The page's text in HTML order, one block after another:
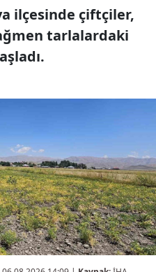
ilçesinde çiftçiler,
tarlalardaki